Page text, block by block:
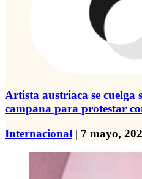
Artista austriaca se cuelga
campana para protestar
Internacional | 7 mayo,